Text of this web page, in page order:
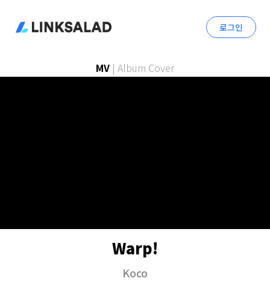
로그인
MV | Album Cover
Warp!
Koco